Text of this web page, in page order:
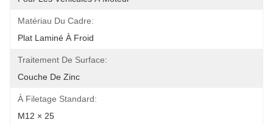
Matériau Du Cadre:
Plat Laminé À Froid
Traitement De Surface:
Couche De Zinc
À Filetage Standard:
M12 × 25